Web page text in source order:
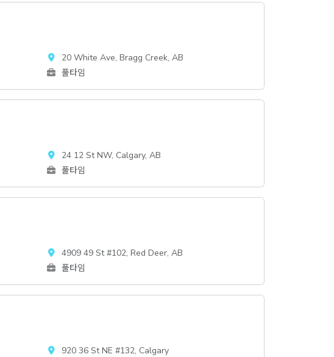
20 White Ave, Bragg Creek, AB
풀타임
24 12 St NW, Calgary, AB
풀타임
4909 49 St #102, Red Deer, AB
풀타임
920 36 St NE #132, Calgary